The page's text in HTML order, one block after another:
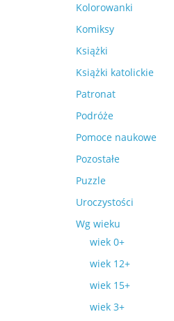
Kolorowanki
Komiksy
Książki
Książki katolickie
Patronat
Podróże
Pomoce naukowe
Pozostałe
Puzzle
Uroczystości
Wg wieku
wiek 0+
wiek 12+
wiek 15+
wiek 3+